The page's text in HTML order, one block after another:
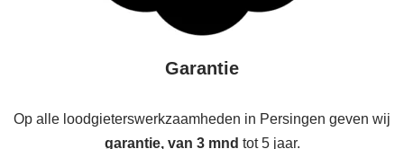
Garantie
Op alle loodgieterswerkzaamheden in Persingen geven wij
garantie, van 3 mnd tot 5 jaar.